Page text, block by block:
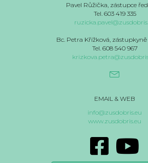
Pavel Růžička, zástupce
Tel. 603 419 335
Bc. Petra Křížková,
Tel. 608 540 967
EMAIL & WEB
info@zusdobris.eu
www.zusdobris.eu